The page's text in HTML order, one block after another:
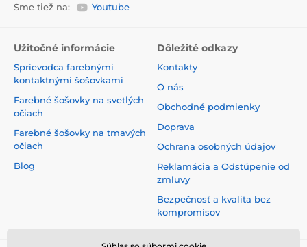
Sme tiež na: Youtube
Užitočné informácie
Sprievodca farebnými
kontaktnými šošovkami
Farebné šošovky na svetlých
očiach
Farebné šošovky na tmavých
očiach
Blog
Dôležité odkazy
Kontakty
O nás
Obchodné podmienky
Doprava
Ochrana osobných údajov
Reklamácia a Odstúpenie od
zmluvy
Bezpečnosť a kvalita bez
kompromisov